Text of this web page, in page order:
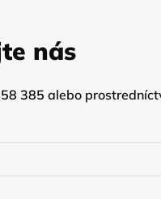
nás
385 alebo